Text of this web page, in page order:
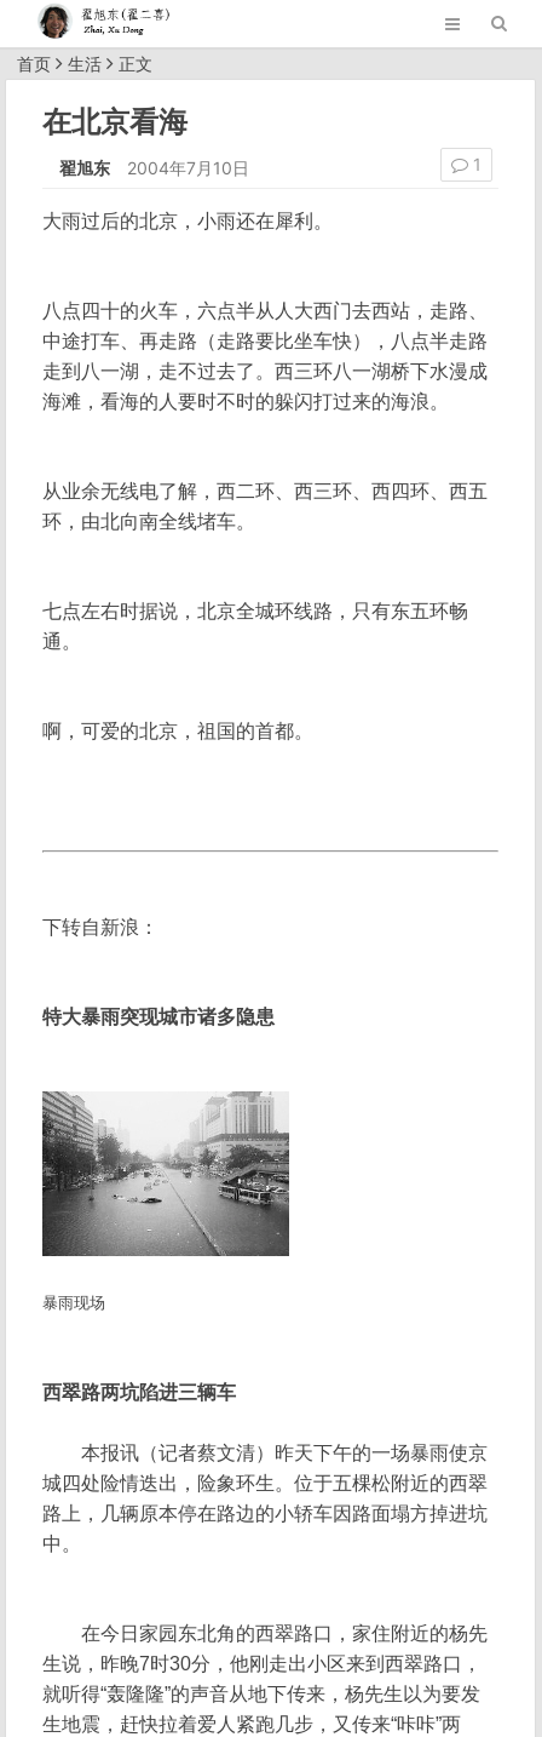
首页 生活 正文
在北京看海
翟旭东 2004年7月10日 1
大雨过后的北京，小雨还在犀利。
八点四十的火车，六点半从人大西门去西站，走路、
中途打车、再走路（走路要比坐车快），八点半走路
走到八一湖，走不过去了。西三环八一湖桥下水漫成
海滩，看海的人要时不时的躲闪打过来的海浪。
从业余无线电了解，西二环、西三环、西四环、西五
环，由北向南全线堵车。
七点左右时据说，北京全城环线路，只有东五环畅
通。
啊，可爱的北京，祖国的首都。
下转自新浪：
特大暴雨突现城市诸多隐患
暴雨现场
西翠路两坑陷进三辆车
本报讯（记者蔡文清）昨天下午的一场暴雨使京
城四处险情迭出，险象环生。位于五棵松附近的西翠
路上，几辆原本停在路边的小轿车因路面塌方掉进坑
中。
在今日家园东北角的西翠路口，家住附近的杨先
生说，昨晚7时30分，他刚走出小区来到西翠路口，
就听得“轰隆隆”的声音从地下传来，杨先生以为要发
生地震，赶快拉着爱人紧跑几步，又传来“咔咔”两